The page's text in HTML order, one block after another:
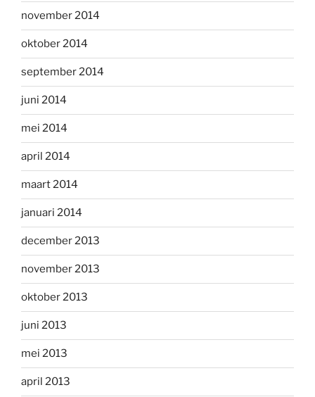
november 2014
oktober 2014
september 2014
juni 2014
mei 2014
april 2014
maart 2014
januari 2014
december 2013
november 2013
oktober 2013
juni 2013
mei 2013
april 2013